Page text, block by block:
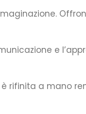
e
rifinita a mano